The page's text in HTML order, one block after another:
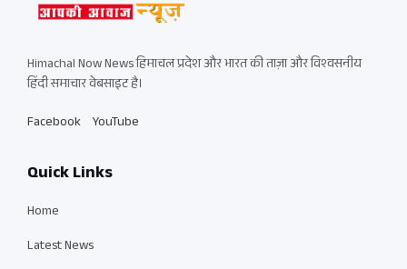
Himachal Now News हिमाचल प्रदेश और भारत की ताज़ा और विश्वसनीय
हिंदी समाचार वेबसाइट है।
Facebook YouTube
Quick Links
Home
Latest News